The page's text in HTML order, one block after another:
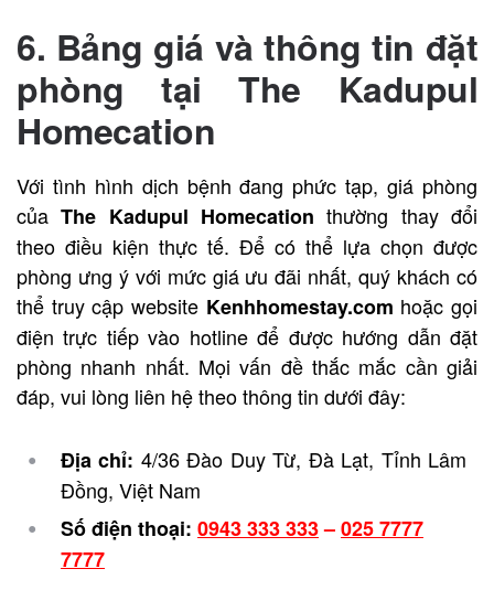
6. Bảng giá và thông tin đặt
phòng tạiThe Kadupul
Homecation
Với tình hình dịch bệnh đang phức tạp, giá phòng
củaThe Kadupul Homecationthường thay đổi
theo điều kiện thực tế. Để có thể lựa chọn được
phòng ưng ý với mức giá ưu đãi nhất, quý khách có
thể truy cập website Kenhhomestay.com hoặc gọi
điện trực tiếp vào hotline để được hướng dẫn đặt
phòng nhanh nhất. Mọi vấn đề thắc mắc cần giải
đáp, vui lòng liên hệ theo thông tin dưới đây:
Địa chỉ: 4/36 Đào Duy Từ, Đà Lạt, Tỉnh Lâm
Đồng, Việt Nam
Số điện thoại: 0943 333 333–025 7777
7777